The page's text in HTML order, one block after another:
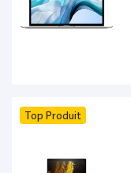
Top Produit